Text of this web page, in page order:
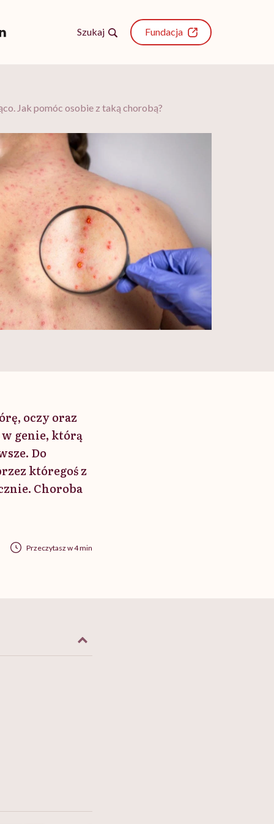
Szukaj Fundacja
Jak pomóc osobie z taką chorobą?
oczy oraz
genie, którą
Do
któregoś z
Choroba
Przeczytasz w 4 min